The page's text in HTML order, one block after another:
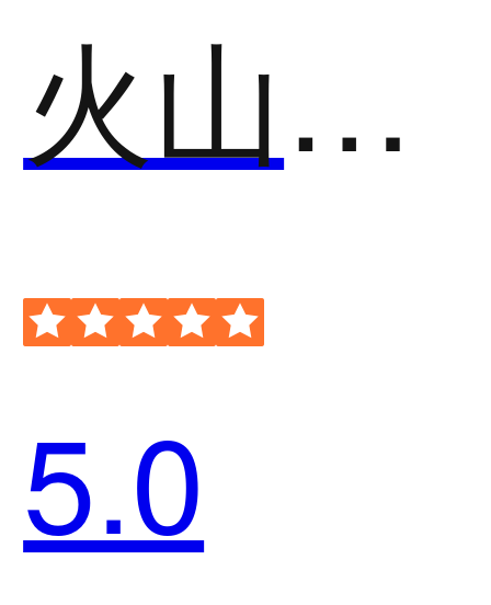
火山引擎·机器学习平台
5.0